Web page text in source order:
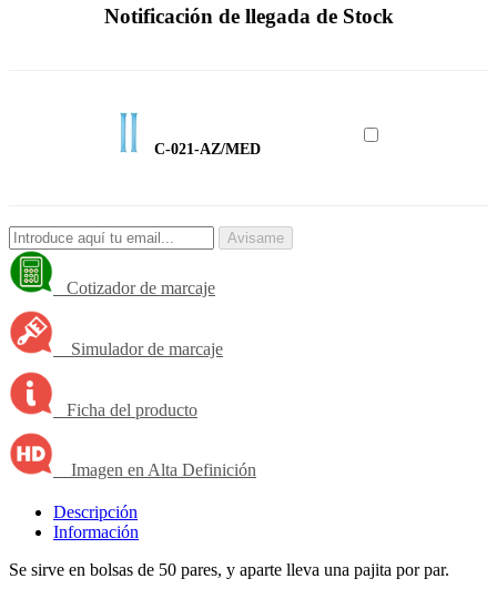
Notificación de llegada de Stock
C-021-AZ/MED
Avisame
Cotizador de marcaje
Simulador de marcaje
Ficha del producto
Imagen en Alta Definición
Descripción
Información
Se sirve en bolsas de 50 pares, y aparte lleva una pajita por par.